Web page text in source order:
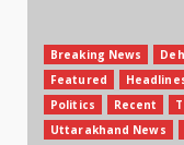
Breaking News
Featured
Politics
Recent
Uttarakhand News